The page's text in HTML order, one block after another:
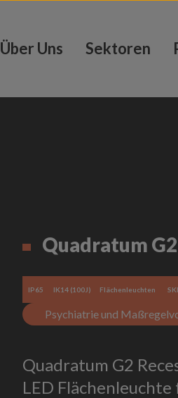
Über Uns Sektoren
Quadratum
IP65 IK14 (100J) Flächenleuchten SKI
Psychiatrie und
Quadratum G2
LED